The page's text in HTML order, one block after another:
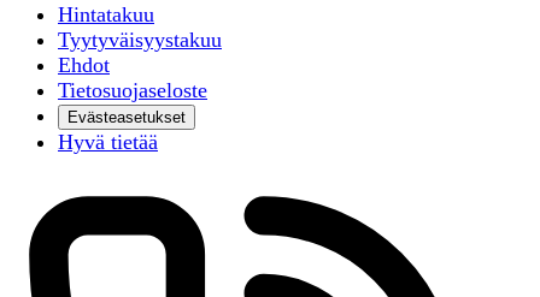
Hintatakuu
Tyytyväisyystakuu
Ehdot
Tietosuojaseloste
Evästeasetukset
Hyvä tietää